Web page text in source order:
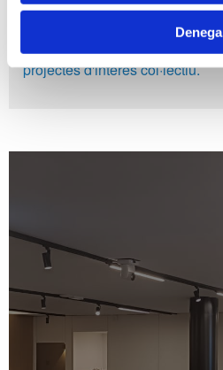
Denega
projectes d'interès col·lectiu.